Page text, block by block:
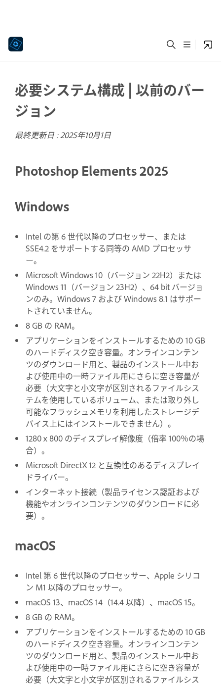
必要システム構成 | 以前のバー
ジョン
最終更新日 :2025年10月1日
Photoshop Elements 2025
Windows
Intel の第 6 世代以降のプロセッサー、または
SSE4.2 をサポートする同等の AMD プロセッサ
ー。
Microsoft Windows 10（バージョン 22H2）または
Windows 11（バージョン 23H2）、64 bit バージョ
ンのみ。Windows 7 および Windows 8.1 はサポー
トされていません。
8 GB の RAM。
アプリケーションをインストールするための 10 GB
のハードディスク空き容量。オンラインコンテン
ツのダウンロード用と、製品のインストール中お
よび使用中の一時ファイル用にさらに空き容量が
必要（大文字と小文字が区別されるファイルシス
テムを使用しているボリューム、または取り外し
可能なフラッシュメモリを利用したストレージデ
バイス上にはインストールできません）。
1280 x 800 のディスプレイ解像度（倍率 100％の場
合）。
Microsoft DirectX 12 と互換性のあるディスプレイ
ドライバー。
インターネット接続（製品ライセンス認証および
機能やオンラインコンテンツのダウンロードに必
要）。
macOS
Intel 第 6 世代以降のプロセッサー、Apple シリコ
ン M1 以降のプロセッサー。
macOS 13、macOS 14（14.4 以降）、macOS 15。
8 GB の RAM。
アプリケーションをインストールするための 10 GB
のハードディスク空き容量。オンラインコンテン
ツのダウンロード用と、製品のインストール中お
よび使用中の一時ファイル用にさらに空き容量が
必要（大文字と小文字が区別されるファイルシス